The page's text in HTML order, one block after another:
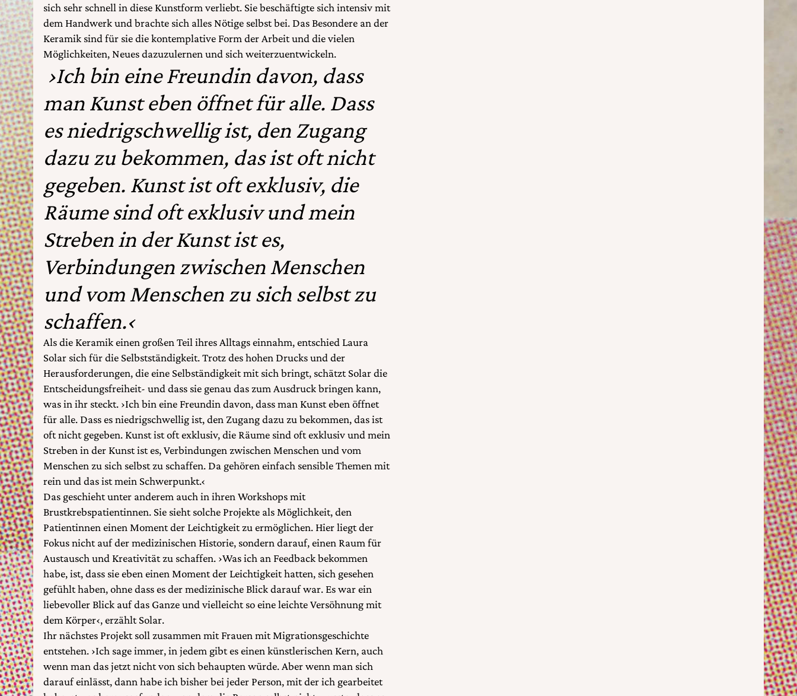
sich sehr schnell in diese Kunstform verliebt. Sie beschäftigte sich intensiv mit
dem Handwerk und brachte sich alles Nötige selbst bei. Das Besondere an der
Keramik sind für sie die kontemplative Form der Arbeit und die vielen
Möglichkeiten, Neues dazuzulernen und sich weiterzuentwickeln.
›Ich bin eine Freundin davon, dass
man Kunst eben öffnet für alle. Dass
es niedrigschwellig ist, den Zugang
dazu zu bekommen, das ist oft nicht
gegeben. Kunst ist oft exklusiv, die
Räume sind oft exklusiv und mein
Streben in der Kunst ist es,
Verbindungen zwischen Menschen
und vom Menschen zu sich selbst zu
schaffen.‹
Als die Keramik einen großen Teil ihres Alltags einnahm, entschied Laura
Solar sich für die Selbstständigkeit. Trotz des hohen Drucks und der
Herausforderungen, die eine Selbständigkeit mit sich bringt, schätzt Solar die
Entscheidungsfreiheit- und dass sie genau das zum Ausdruck bringen kann,
was in ihr steckt. ›Ich bin eine Freundin davon, dass man Kunst eben öffnet
für alle. Dass es niedrigschwellig ist, den Zugang dazu zu bekommen, das ist
oft nicht gegeben. Kunst ist oft exklusiv, die Räume sind oft exklusiv und mein
Streben in der Kunst ist es, Verbindungen zwischen Menschen und vom
Menschen zu sich selbst zu schaffen. Da gehören einfach sensible Themen mit
rein und das ist mein Schwerpunkt.‹
Das geschieht unter anderem auch in ihren Workshops mit
Brustkrebspatientinnen. Sie sieht solche Projekte als Möglichkeit, den
Patientinnen einen Moment der Leichtigkeit zu ermöglichen. Hier liegt der
Fokus nicht auf der medizinischen Historie, sondern darauf, einen Raum für
Austausch und Kreativität zu schaffen. ›Was ich an Feedback bekommen
habe, ist, dass sie eben einen Moment der Leichtigkeit hatten, sich gesehen
gefühlt haben, ohne dass es der medizinische Blick darauf war. Es war ein
liebevoller Blick auf das Ganze und vielleicht so eine leichte Versöhnung mit
dem Körper‹, erzählt Solar.
Ihr nächstes Projekt soll zusammen mit Frauen mit Migrationsgeschichte
entstehen. ›Ich sage immer, in jedem gibt es einen künstlerischen Kern, auch
wenn man das jetzt nicht von sich behaupten würde. Aber wenn man sich
darauf einlässt, dann habe ich bisher bei jeder Person, mit der ich gearbeitet